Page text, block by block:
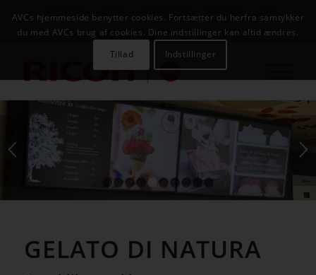
AVC INFOSYSTEM
1 2 3 6 8
GELATO DI NATURA
AVCs hjemmeside benytter cookies. Fortsætter du herfra samtykker
du med AVCs brug af cookies. Dine indstillinger kan altid ændres.
Tillad
Indstillinger